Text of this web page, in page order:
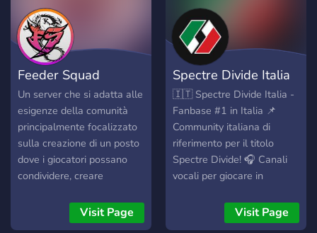
Feeder Squad
Un server che si adatta alle
esigenze della comunità
principalmente focalizzato
sulla creazione di un posto
dove i giocatori possano
condividere, creare
sostenersi a vicenda,
discutere su vari argomenti
Visit Page
Spectre Divide Italia
🇮🇹 Spectre Divide Italia -
Fanbase #1 in Italia 📌
Community italiana di
riferimento per il titolo
Spectre Divide! 🎧 Canali
vocali per giocare in
🥇 Sezioni specifiche per i
canali vocali ed eventi 📚
Visit Page